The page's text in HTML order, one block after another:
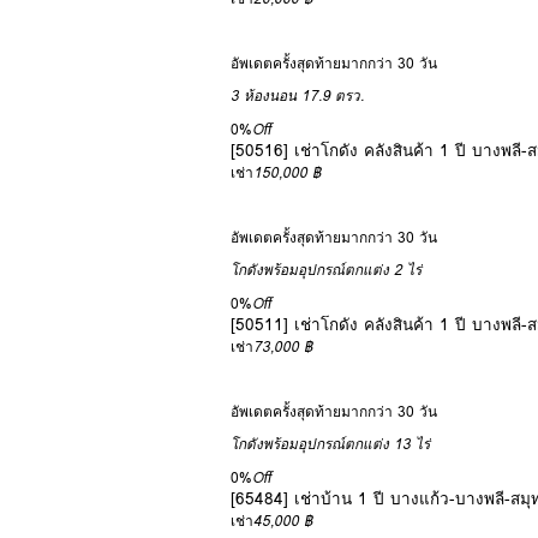
อัพเดตครั้งสุดท้ายมากกว่า 30 วัน
3 ห้องนอน 17.9 ตรว.
0%Off
[50516] เช่าโกดัง คลังสินค้า 1 ปี บางพลี-
เช่า150,000 ฿
อัพเดตครั้งสุดท้ายมากกว่า 30 วัน
โกดังพร้อมอุปกรณ์ตกแต่ง 2 ไร่
0%Off
[50511] เช่าโกดัง คลังสินค้า 1 ปี บางพลี-
เช่า73,000 ฿
อัพเดตครั้งสุดท้ายมากกว่า 30 วัน
โกดังพร้อมอุปกรณ์ตกแต่ง 13 ไร่
0%Off
[65484] เช่าบ้าน 1 ปี บางแก้ว-บางพลี-สมุ
เช่า45,000 ฿